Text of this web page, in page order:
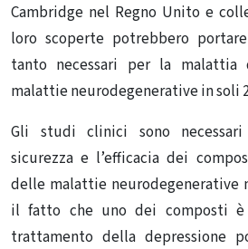
Cambridge nel Regno Unito e
loro scoperte potrebbero
tanto necessari per la
malattie neurodegenerative in soli
Gli studi clinici sono
sicurezza e l’efficacia dei
delle malattie neurodegenerative
il fatto che uno dei composti
trattamento della depressione